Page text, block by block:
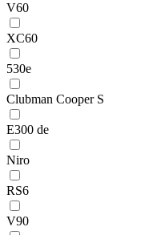
V60
XC60
530e
Clubman Cooper S
E300 de
Niro
RS6
V90